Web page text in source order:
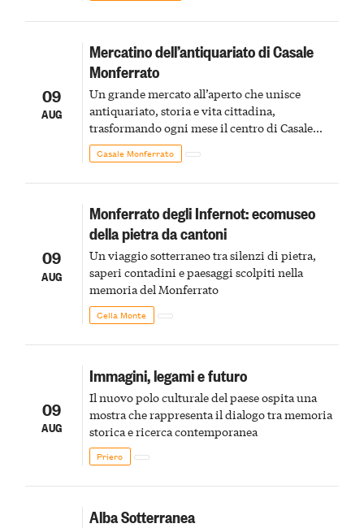
09
AUG
Mercatino dell’antiquariato di Casale
Monferrato
Un grande mercato all’aperto che unisce
antiquariato, storia e vita cittadina,
trasformando ogni mese il centro di Casale
Monferrato in un luogo di scoperta e racconto
Casale Monferrato
09
AUG
Monferrato degli Infernot: ecomuseo
della pietra da cantoni
Un viaggio sotterraneo tra silenzi di pietra,
saperi contadini e paesaggi scolpiti nella
memoria del Monferrato
Cella Monte
09
AUG
Immagini, legami e futuro
Il nuovo polo culturale del paese ospita una
mostra che rappresenta il dialogo tra memoria
storica e ricerca contemporanea
Priero
Alba Sotterranea